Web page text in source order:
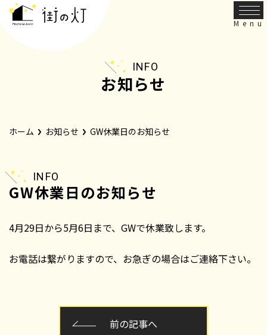
お知らせ
INFO
ホーム お知らせ GW休業日のお知らせ
GW休業日のお知らせ
INFO
4月29日から5月6日まで、GWで休業致します。
お電話は繋がりますので、お急ぎの場合はご連絡下さい。
前の記事へ